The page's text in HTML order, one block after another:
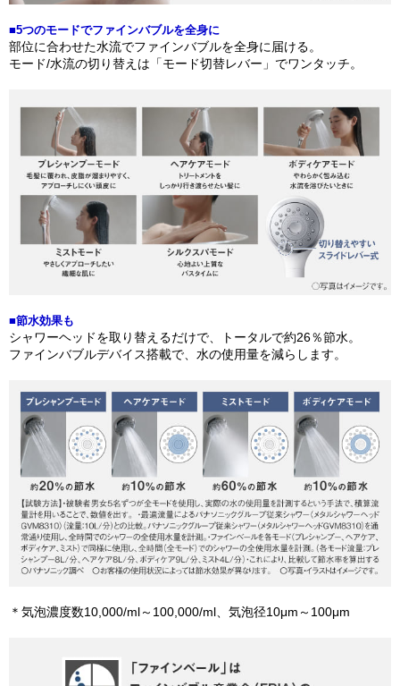
■5つのモードでファインバブルを全身に
部位に合わせた水流でファインバブルを全身に届ける。
モード/水流の切り替えは「モード切替レバー」でワンタッチ。
■節水効果も
シャワーヘッドを取り替えるだけで、トータルで約26％節水。
ファインバブルデバイス搭載で、水の使用量を減らします。
＊気泡濃度数10,000/ml～100,000/ml、気泡径10μm～100μm